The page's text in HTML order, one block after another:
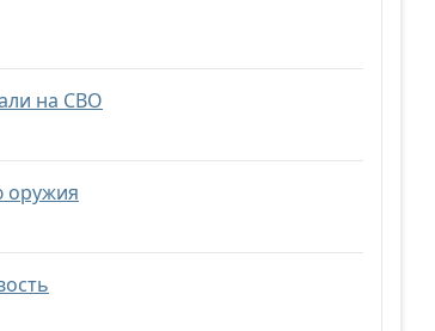
на СВО
оружия